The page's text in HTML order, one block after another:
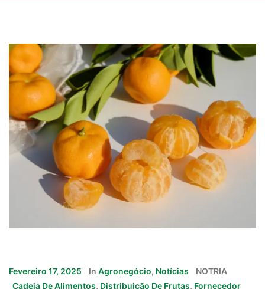
Fevereiro 17, 2025 In Agronegócio, Notícias
NOTRIA
Cadeia De Alimentos, Distribuição De Frutas, Fornecedor